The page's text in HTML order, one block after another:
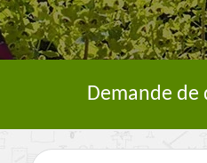
Demande de